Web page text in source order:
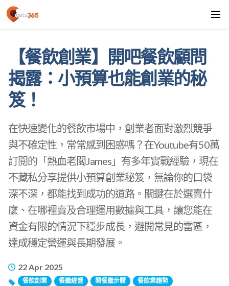
【餐飲創業】開吧餐飲顧問
揭露：小預算也能創業的秘
笈！
在快速變化的餐飲市場中，創業者面對激烈競爭
與不確定性，常常感到困惑嗎？在Youtube有50萬
訂閱的「熱血老闆James」有多年實戰經驗，現在
不藏私分享提供小預算創業秘笈，無論你的口袋
深不深，都能找到成功的道路。關鍵在於選賣什
麼、在哪裡賣及合理運用數據與工具，讓您能在
資金有限的情況下穩步成長，避開常見的雷區，
達成穩定營運與長期發展。
22 Apr 2025
餐飲創業 餐廳經營 開餐廳步驟 餐飲業趨勢